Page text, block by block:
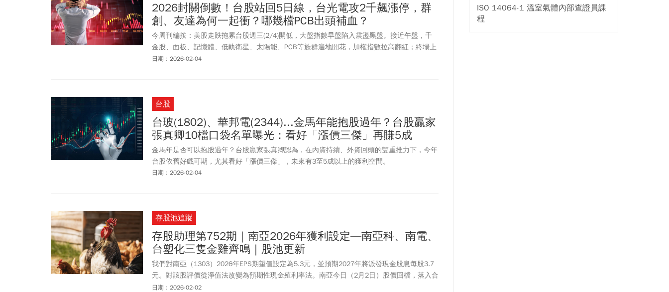
2026封關倒數！台股站回5日線，台光電攻2千飆漲停，群
創、友達為何一起衝？哪幾檔PCB出頭補血？
今周刊編按：美股走跌拖累台股週三(2/4)開低，大盤指數早盤陷入震盪黑盤。接近午盤，千
金股、面板、記憶體、低軌衛星、太陽能、PCB等族群遍地開花，加權指數拉高翻紅；終場上
漲94.45點，漲幅0.29%，收在32289.81點，上下震盪438點，成交量6853.98億元，也成功收
燈漲停鎖死在59.50元，排隊委買張數高達近6萬張。友達也在衛星應用題材助攻下，直接衝上
漲停板15.15元，成交量爆出逾19萬張，群創也直奔漲停，以23元作收。IC設計龍頭聯發科
(2454)則因為市場普遍預期法說會將釋出AI手機晶片的重磅利多，買盤提前卡位，撐起大盤一
片天，終場收在1800元整數大關。此外，PCB股王台光電(2383)盤踞AI和低軌衛星兩大市場，
開盤大漲逾9%，一路飆到2040元新天價、漲幅高達9.97%，成為首檔登上2000元大關的PCB
個股。今日市值達7309.75億元，擠入台股市值前15名。
日期：2026-02-04
台股
台玻(1802)、華邦電(2344)...金馬年能抱股過年？台股贏家
張真卿10檔口袋名單曝光：看好「漲價三傑」再賺5成
金馬年是否可以抱股過年？台股贏家張真卿認為，在內資持續、外資回頭的雙重推力下，今年
台股依舊好戲可期，尤其看好「漲價三傑」，未來有3至5成以上的獲利空間。
日期：2026-02-04
存股池追蹤
存股助理第752期｜南亞2026年獲利設定—南亞科、南電、
台塑化三隻金雞齊鳴｜股池更新
我們對南亞（1303）2026年EPS期望值設定為5.3元，並預期2027年將派發現金股息每股3.7
元。對該股評價從淨值法改變為預期性現金殖利率法。南亞今日（2月2日）股價回檔，落入合
理價上緣區間。
日期：2026-02-02
ISO 14064-1 溫室氣體內部查證員課
程